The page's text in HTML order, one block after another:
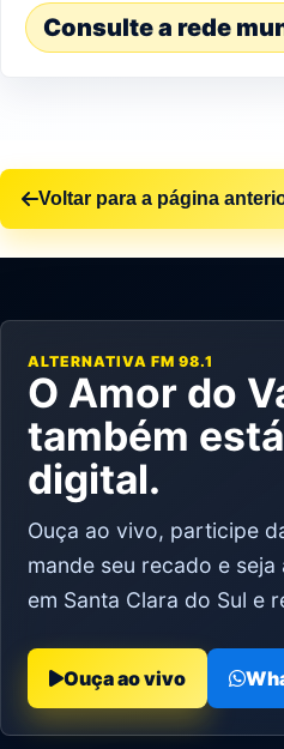
Consulte a rede
Voltar para a página
ALTERNATIVA FM 98.1
O Amor do
também
digital.
Ouça ao vivo, participe
mande seu recado e
em Santa Clara do Sul e
Ouça ao vivo